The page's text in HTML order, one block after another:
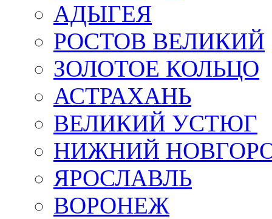
АДЫГЕЯ
РОСТОВ ВЕЛИКИЙ
ЗОЛОТОЕ КОЛЬЦО
АСТРАХАНЬ
ВЕЛИКИЙ УСТЮГ
НИЖНИЙ
ЯРОСЛАВЛЬ
ВОРОНЕЖ